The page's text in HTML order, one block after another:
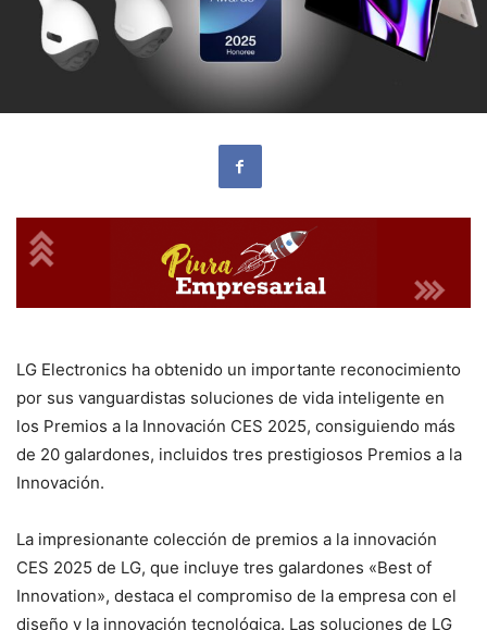
LG Electronics ha obtenido un importante reconocimiento
por sus vanguardistas soluciones de vida inteligente en
los Premios a la Innovación CES 2025, consiguiendo más
de 20 galardones, incluidos tres prestigiosos Premios a la
Innovación.
La impresionante colección de premios a la innovación
CES 2025 de LG, que incluye tres galardones «Best of
Innovation», destaca el compromiso de la empresa con el
diseño y la innovación tecnológica. Las soluciones de LG